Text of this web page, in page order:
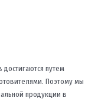
путем
Поэтому мы
продукции в